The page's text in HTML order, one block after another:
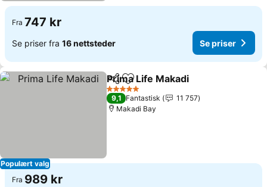
Fra 747 kr
Se priser fra 16 nettsteder Se priser
Populært valg
Del Legg til i favoritter
Prima Life Makadi
5 Stjerner
9,1 Fantastisk
11 757
Makadi Bay
Fra 989 kr